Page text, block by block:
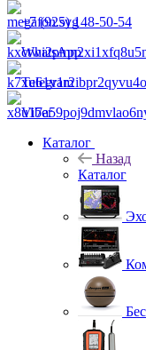
+7 (925) 148-50-54
WhatsApp
Telegram
Viber
Каталог
Назад
Каталог